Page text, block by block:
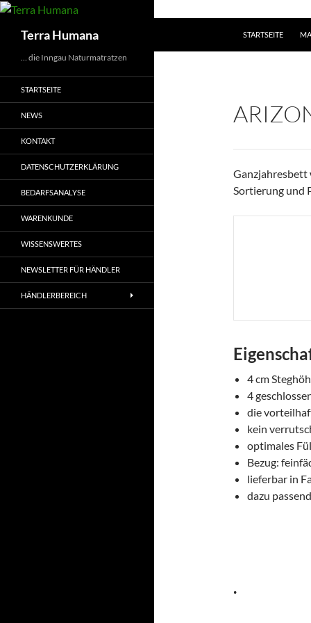
Zum
springenTerra Humana STARTSEITE
Ganzjahresbett
Sortierung und
4 cm
4
die
kein
optimales
Bezug:
lieferbar in
dazu
.
… die Inngau Naturmatratzen
STARTSEITE
NEWS
KONTAKT
DATENSCHUTZERKLÄRUNG
BEDARFSANALYSE
WARENKUNDE
WISSENSWERTES
NEWSLETTER FÜR HÄNDLER
HÄNDLERBEREICH